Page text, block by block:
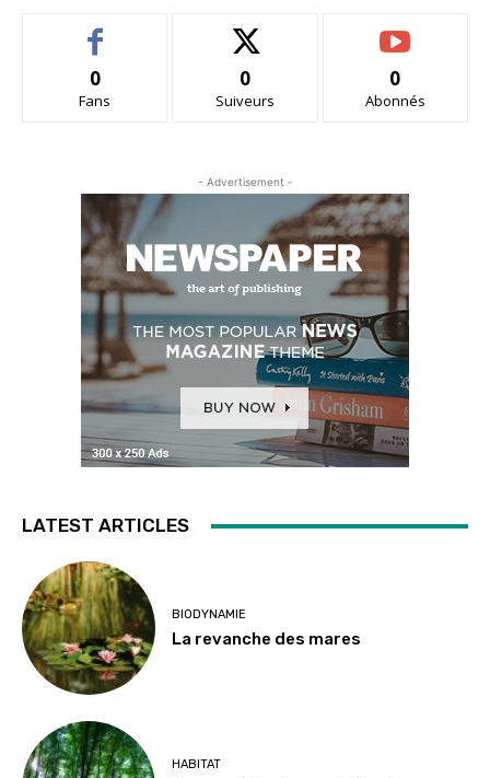
0
Fans
0
Suiveurs
0
Abonnés
- Advertisement -
LATEST ARTICLES
BIODYNAMIE
La revanche des mares
HABITAT